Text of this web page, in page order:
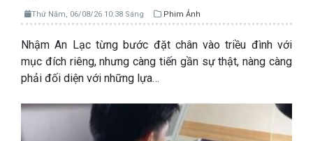
Thứ Năm, 06/08/26 10:38 Sáng Phim Ảnh
Nhậm An Lạc từng bước đặt chân vào triều đình với
mục đích riêng, nhưng càng tiến gần sự thật, nàng càng
phải đối diện với những lựa…